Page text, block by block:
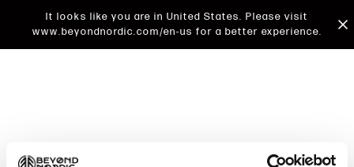
It looks like you are in United States. Please visit
www.beyondnordic.com/en-us for a better experience.